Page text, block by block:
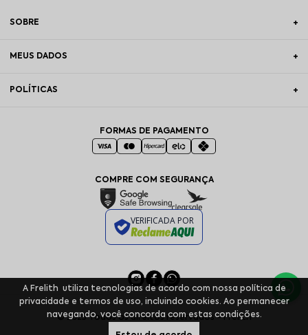
SOBRE
MEUS DADOS
POLÍTICAS
FORMAS DE PAGAMENTO
COMPRE COM SEGURANÇA
VERIFICADA POR
© 2025 Todos os direitos reservados - Frelith
A Frelith utiliza tecnologias de acordo com nossa política de
privacidade e termos de uso, incluindo cookies. Ao permanecer
navegando, você concorda com estas condições.